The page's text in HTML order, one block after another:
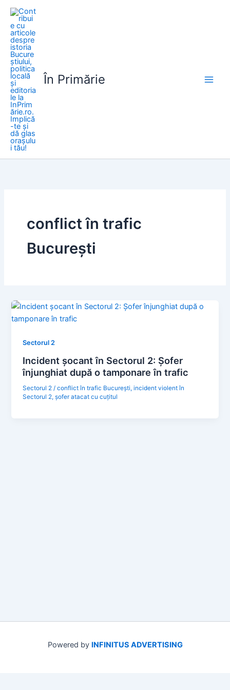
Skip
content
În Primărie
conflict în trafic
București
Sectorul 2
Incident șocant în Sectorul 2: Șofer
înjunghiat după o tamponare în trafic
Sectorul 2 /conflict în trafic București,incident violent în
Sectorul 2,șofer atacat cu cuțitul
Powered by INFINITUS ADVERTISING